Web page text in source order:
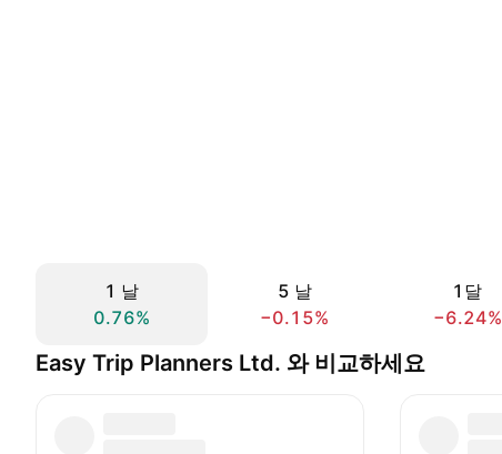
1 날
0.76%
5 날
−0.15%
1달
−6.24%
Easy Trip Planners Ltd. 와 비교하세요